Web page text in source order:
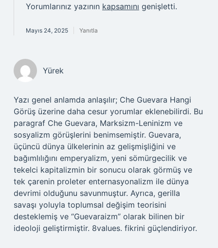
Yorumlarınız yazının kapsamını genişletti.
Mayıs 24, 2025 Yanıtla
Yürek
Yazı genel anlamda anlaşılır; Che Guevara Hangi
Görüş üzerine daha cesur yorumlar eklenebilirdi. Bu
paragraf Che Guevara, Marksizm-Leninizm ve
sosyalizm görüşlerini benimsemiştir. Guevara,
üçüncü dünya ülkelerinin az gelişmişliğini ve
bağımlılığını emperyalizm, yeni sömürgecilik ve
tekelci kapitalizmin bir sonucu olarak görmüş ve
tek çarenin proleter enternasyonalizm ile dünya
devrimi olduğunu savunmuştur. Ayrıca, gerilla
savaşı yoluyla toplumsal değişim teorisini
desteklemiş ve “Guevaraizm” olarak bilinen bir
ideoloji geliştirmiştir. 8values. fikrini güçlendiriyor.